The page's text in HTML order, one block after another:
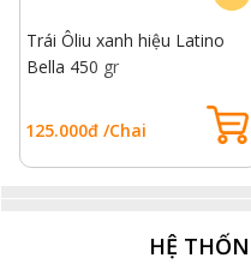
Trái Ôliu xanh hiệu Latino
Bella 450 gr
125.000đ /Chai
HỆ